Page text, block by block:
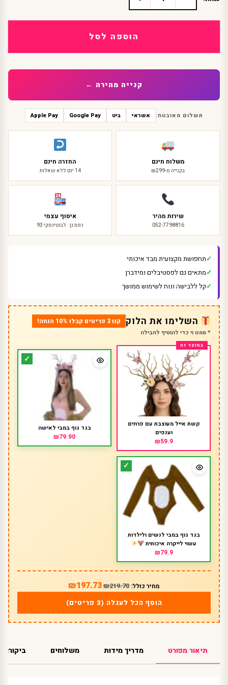
כמות
קשת
עם
וענפים
הוספה לסל
קנייה מהירה ←
תשלום מאובטח: אשראי ביט Google Pay
Apple Pay
משלוח חינם
בקנייה מ-₪299
החזרה חינם
14 יום ללא שאלות
שירות מהיר
052-7798816
איסוף עצמי
רמת גן · ז'בוטינסקי 93
תחפושת מקצועית מבד איכותי
מתאים גם לפסטיבלים ומידברן
קל ללבישה ונוח לשימוש ממושך
השלימו את הלוק קנו 3 פריטים קבלו 10% הנחה!
* סמנו וי כדי להוסיף לחבילה
קשת אייל מעוצבת עם פרחים
וענפים
₪59.9
בגד גוף במבי לאישה
₪79.90
בגד גוף במבי לנשים ולילדות
עשוי לייקרה איכותית
₪79.9
מחיר כולל: ₪219.70
₪197.73
הוסף הכל לעגלה (3 פריטים)
תיאור מפורט מדריך מידות משלוחים ביקורות